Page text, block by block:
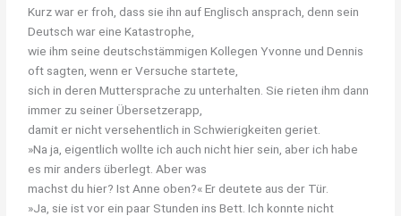
Kurz war er froh, dass sie ihn auf Englisch ansprach, denn sein
Deutsch war eine Katastrophe,
wie ihm seine deutschstämmigen Kollegen Yvonne und Dennis
oft sagten, wenn er Versuche startete,
sich in deren Muttersprache zu unterhalten. Sie rieten ihm dann
immer zu seiner Übersetzerapp,
damit er nicht versehentlich in Schwierigkeiten geriet.
»Na ja, eigentlich wollte ich auch nicht hier sein, aber ich habe
es mir anders überlegt. Aber was
machst du hier? Ist Anne oben?« Er deutete aus der Tür.
»Ja, sie ist vor ein paar Stunden ins Bett. Ich konnte nicht